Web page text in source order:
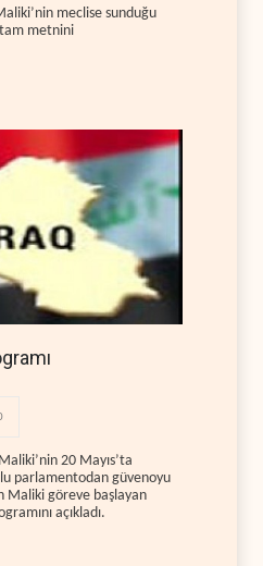
meclise sunduğu
tam metnini
20 Mayıs’ta
parlamentodan güvenoyu
Maliki göreve başlayan
açıkladı.